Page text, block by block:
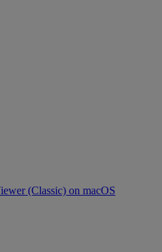
(Classic) on macOS